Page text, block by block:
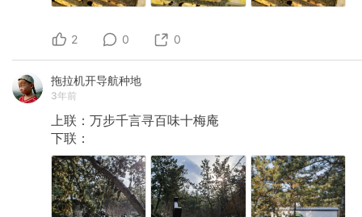
2 0 0
拖拉机开导航种地
3年前
上联：万步千言寻百味十梅庵
下联：